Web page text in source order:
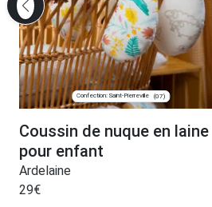
Confection: Saint-Pierreville (07)
Coussin de nuque en laine
pour enfant
Ardelaine
29€